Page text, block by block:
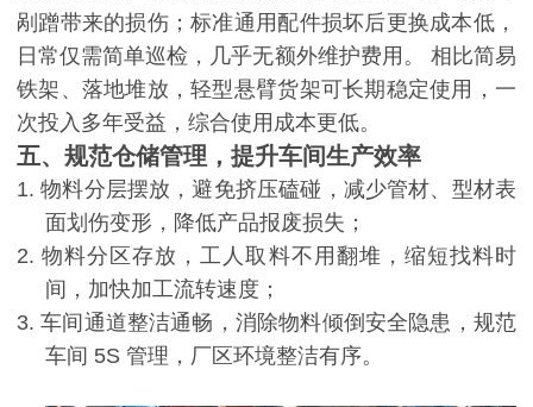
剐蹭带来的损伤；标准通用配件损坏后更换成本低，
日常仅需简单巡检，几乎无额外维护费用。 相比简易
铁架、落地堆放，轻型悬臂货架可长期稳定使用，一
次投入多年受益，综合使用成本更低。
五、规范仓储管理，提升车间生产效率
1.物料分层摆放，避免挤压磕碰，减少管材、型材表
面划伤变形，降低产品报废损失；
2.物料分区存放，工人取料不用翻堆，缩短找料时
间，加快加工流转速度；
3.车间通道整洁通畅，消除物料倾倒安全隐患，规范
车间 5S 管理，厂区环境整洁有序。